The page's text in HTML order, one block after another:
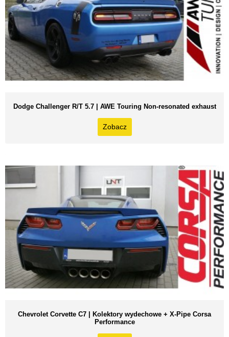
Dodge Challenger R/T 5.7 | AWE Touring Non-resonated exhaust
Zobacz
Chevrolet Corvette C7 | Kolektory wydechowe + X-Pipe Corsa
Performance